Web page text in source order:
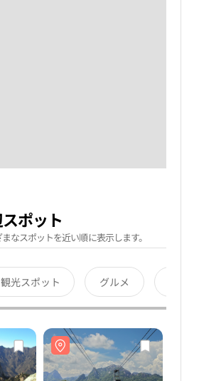
ポット
なスポットを近い順に表示します。
観光スポット グルメ